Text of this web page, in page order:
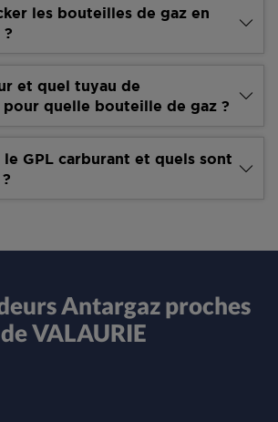
les bouteilles de gaz en
et quel tuyau de
quelle bouteille de gaz ?
le GPL carburant et quels sont
Antargaz proches
de VALAURIE